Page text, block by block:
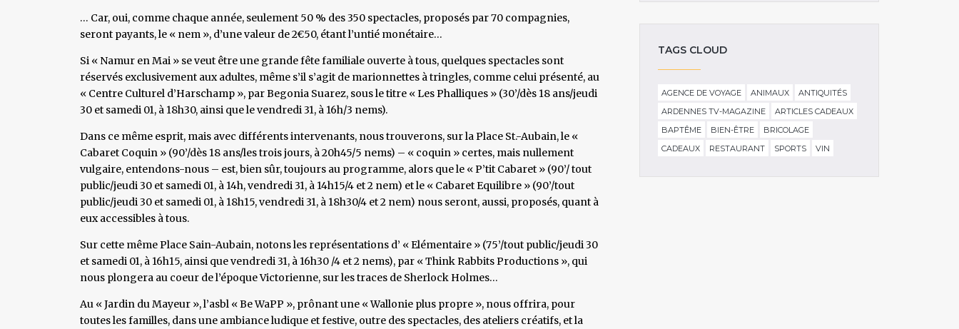
… Car, oui, comme chaque année, seulement 50 % des 350 spectacles, proposés par 70 compagnies,
seront payants, le « nem », d’une valeur de 2€50, étant l’untié monétaire…
Si « Namur en Mai » se veut être une grande fête familiale ouverte à tous, quelques spectacles sont
réservés exclusivement aux adultes, même s’il s’agit de marionnettes à tringles, comme celui présenté, au
« Centre Culturel d’Harschamp », par Begonia Suarez, sous le titre « Les Phalliques » (30’/dès 18 ans/jeudi
30 et samedi 01, à 18h30, ainsi que le vendredi 31, à 16h/3 nems).
Dans ce même esprit, mais avec différents intervenants, nous trouverons, sur la Place St.-Aubain, le «
Cabaret Coquin » (90’/dès 18 ans/les trois jours, à 20h45/5 nems) – « coquin » certes, mais nullement
vulgaire, entendons-nous – est, bien sûr, toujours au programme, alors que le « P’tit Cabaret » (90’/ tout
public/jeudi 30 et samedi 01, à 14h, vendredi 31, à 14h15/4 et 2 nem) et le « Cabaret Equilibre » (90’/tout
public/jeudi 30 et samedi 01, à 18h15, vendredi 31, à 18h30/4 et 2 nem) nous seront, aussi, proposés, quant à
eux accessibles à tous.
Sur cette même Place Sain-Aubain, notons les représentations d’ « Elémentaire » (75’/tout public/jeudi 30
et samedi 01, à 16h15, ainsi que vendredi 31, à 16h30 /4 et 2 nems), par « Think Rabbits Productions », qui
nous plongera au coeur de l’époque Victorienne, sur les traces de Sherlock Holmes…
Au « Jardin du Mayeur », l’asbl « Be WaPP », prônant une « Wallonie plus propre », nous offrira, pour
toutes les familles, dans une ambiance ludique et festive, outre des spectacles, des ateliers créatifs, et la
TAGS CLOUD
AGENCE DE VOYAGE ANIMAUX
ANTIQUITÉS
ARDENNES TV-MAGAZINE
ARTICLES CADEAUX
BAPTÊME
BIEN-ÊTRE
BRICOLAGE
CADEAUX
RESTAURANT SPORTS VIN